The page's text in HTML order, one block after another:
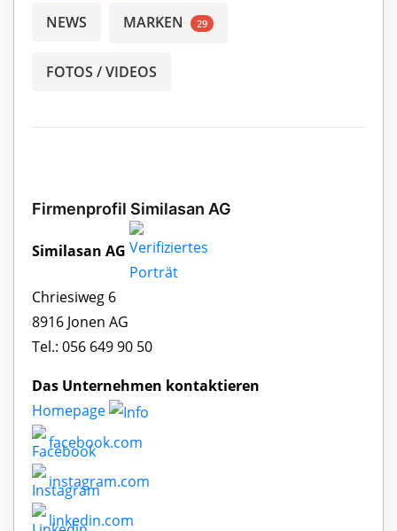
NEWS MARKEN 29
FOTOS / VIDEOS
Firmenprofil Similasan AG
Similasan AG
Chriesiweg 6
8916 Jonen AG
Tel.: 056 649 90 50
Das Unternehmen kontaktieren
Homepage
facebook.com
instagram.com
linkedin.com